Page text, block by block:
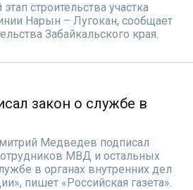
строительства участка
Нарын – Лугокан, сообщает
Забайкальского края.
закон о службе в
Медведев подписал
МВД и остальных
в органах внутренних дел
пишет «Российская газета».